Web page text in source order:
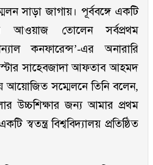
সাড়া জাগায়। পূর্ববঙ্গে একটি
আওয়াজ তোলেন সর্বপ্রথম
কনফারেন্স’-এর অনারারি
সাহেবজাদা আফতাব আহমদ
আয়োজিত সম্মেলনে তিনি বলেন,
উচ্চশিক্ষার জন্য আমার প্রথম
স্বতন্ত্র বিশ্ববিদ্যালয় প্রতিষ্ঠিত